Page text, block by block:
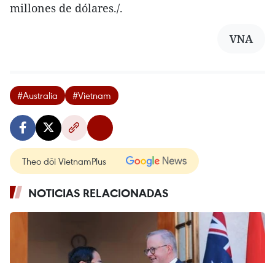
millones de dólares./.
VNA
#Australia #Vietnam
Theo dõi VietnamPlus
NOTICIAS RELACIONADAS